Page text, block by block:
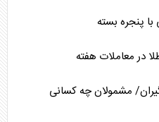
پنجره بسته
مشمولان چه کسانی